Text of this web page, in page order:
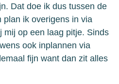
Dat doe ik dus tussen de
ik overigens in via
mij op een laag pitje. Sinds
ook inplannen via
fijn want dan zit alles